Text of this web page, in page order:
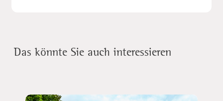
Das könnte Sie auch interessieren